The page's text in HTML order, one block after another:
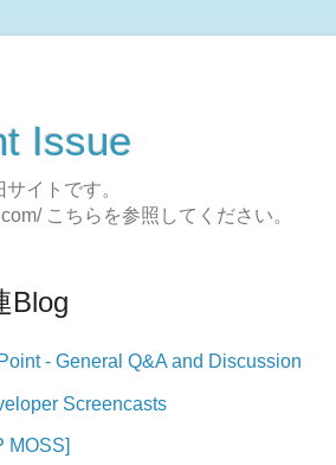
Issue
イトです。
こちらを参照してください。
Blog
- General Q&A and Discussion
Screencasts
MOSS]